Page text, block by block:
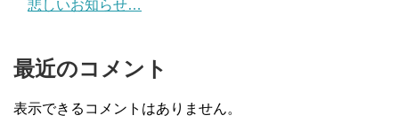
悲しいお知らせ…
最近のコメント
表示できるコメントはありません。